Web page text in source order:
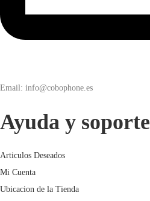
Email: info@cobophone.es
Ayuda y soporte
Articulos Deseados
Mi Cuenta
Ubicacion de la Tienda